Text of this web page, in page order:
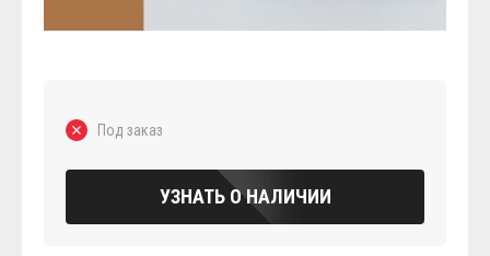
Под заказ
УЗНАТЬ О НАЛИЧИИ